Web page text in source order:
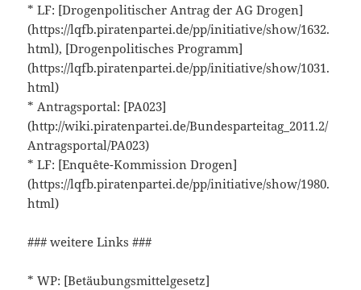
* LF: [Drogenpolitischer Antrag der AG Drogen]
(https://lqfb.piratenpartei.de/pp/initiative/show/1632.
html), [Drogenpolitisches Programm]
(https://lqfb.piratenpartei.de/pp/initiative/show/1031.
html)
* Antragsportal: [PA023]
(http://wiki.piratenpartei.de/Bundesparteitag_2011.2/
Antragsportal/PA023)
* LF: [Enquête-Kommission Drogen]
(https://lqfb.piratenpartei.de/pp/initiative/show/1980.
html)
### weitere Links ###
* WP: [Betäubungsmittelgesetz]